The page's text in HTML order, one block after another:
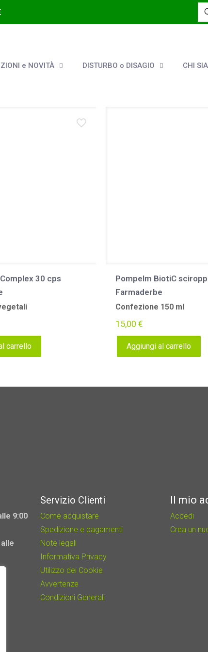
e NOVITÀ DISTURBO o DISAGIO CHI
30 cps
carrello
Pompelm BiotiC
Farmaderbe
Confezione 150 ml
15,00 €
Aggiungi al carrello
9:00
Servizio Clienti
Come acquistare
Spedizione e pagamenti
Note legali
Informativa Privacy
Utilizzo dei Cookie
Avvertenze
Condizioni Generali
Il mio
Accedi
Crea un